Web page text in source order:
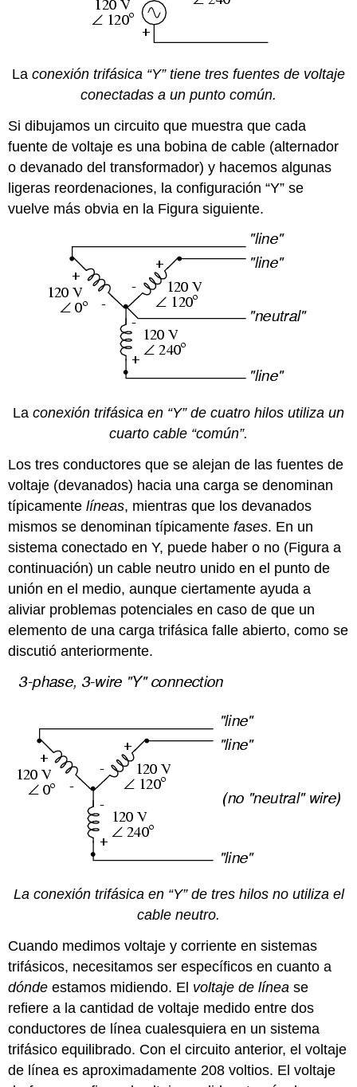
La conexión trifásica “Y” tiene tres fuentes de voltaje
conectadas a un punto común.
Si dibujamos un circuito que muestra que cada
fuente de voltaje es una bobina de cable (alternador
o devanado del transformador) y hacemos algunas
ligeras reordenaciones, la configuración “Y” se
vuelve más obvia en la Figura siguiente.
La conexión trifásica en “Y” de cuatro hilos utiliza un
cuarto cable “común”.
Los tres conductores que se alejan de las fuentes de
voltaje (devanados) hacia una carga se denominan
típicamentelíneas, mientras que los devanados
mismos se denominan típicamentefases. En un
sistema conectado en Y, puede haber o no (Figura a
continuación) un cable neutro unido en el punto de
unión en el medio, aunque ciertamente ayuda a
aliviar problemas potenciales en caso de que un
elemento de una carga trifásica falle abierto, como se
discutió anteriormente.
La conexión trifásica en “Y” de tres hilos no utiliza el
cable neutro.
Cuando medimos voltaje y corriente en sistemas
trifásicos, necesitamos ser específicos en cuanto a
dónde estamos midiendo. El voltaje de línea se
refiere a la cantidad de voltaje medido entre dos
conductores de línea cualesquiera en un sistema
trifásico equilibrado. Con el circuito anterior, el voltaje
de línea es aproximadamente 208 voltios. El voltaje